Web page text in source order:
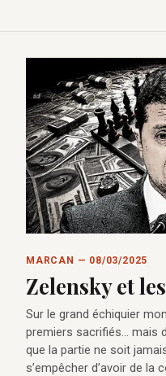
MARCAN — 08/03/2025
Zelensky et
Sur le grand échiquier
premiers sacrifiés… mais
que la partie ne soit
s’empêcher d’avoir de la